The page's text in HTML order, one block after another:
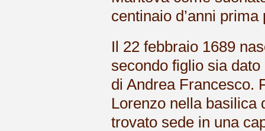
centinaio d’anni
Il 22 febbraio 1689
secondo figlio sia
di Andrea Francesco.
Lorenzo nella basilica
trovato sede in una